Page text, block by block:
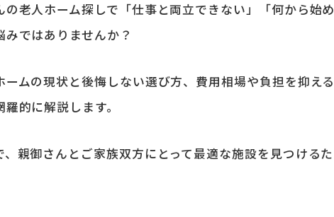
老人ホーム探しで「仕事と両立できない」「何から始め
ではありませんか？
ムの現状と後悔しない選び方、費用相場や負担を抑える
的に解説します。
親御さんとご家族双方にとって最適な施設を見つけるた